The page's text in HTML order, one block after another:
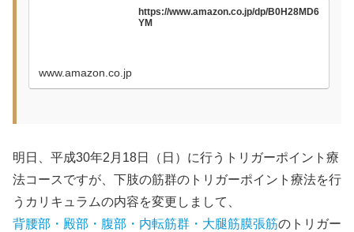
https://www.amazon.co.jp/dp/B0H28MD6
YM
www.amazon.co.jp
明日、平成30年2月18日（日）に行うトリガーポイント療
法コースですが、下肢の筋群のトリガーポイント療法を行
うカリキュラムの内容を変更しまして、
背腰部・殿部・腹部・内転筋群・大腿筋膜張筋のトリガー